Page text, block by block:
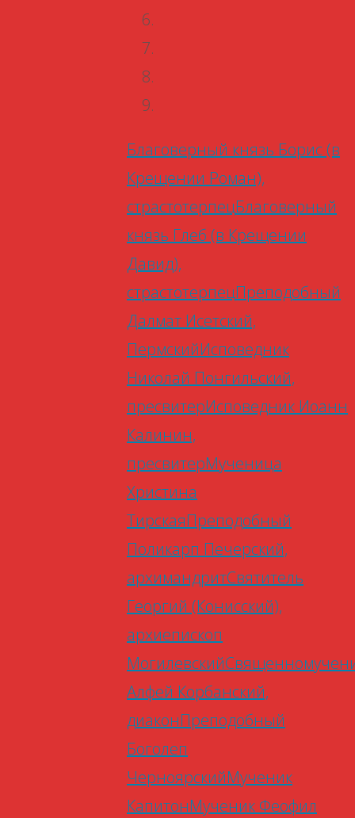
Благоверный князь Борис (в
Крещении Роман),
страстотерпецБлаговерный
князь Глеб (в Крещении
Давид),
страстотерпецПреподобный
Далмат Исетский,
ПермскийИсповедник
Николай Понгильский,
пресвитерИсповедник Иоанн
Калинин,
пресвитерМученица
Христина
ТирскаяПреподобный
Поликарп Печерский,
архимандритСвятитель
Георгий (Конисский),
архиепископ
Могилевский
Алфей Корбанский,
диаконПреподобный
Боголеп
ЧерноярскийМученик
КапитонМученик Феофил